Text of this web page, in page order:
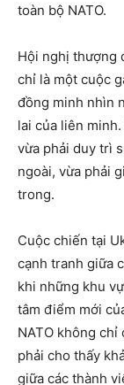
toàn bộ NATO.
Hội nghị thượng
chỉ là một cuộc
đồng minh nhìn
lai của liên
vừa phải duy trì
ngoài, vừa phải
trong.
Cuộc chiến tại
cạnh tranh giữa
khi những khu
tâm điểm mới
NATO không
phải cho thấy
giữa các thành